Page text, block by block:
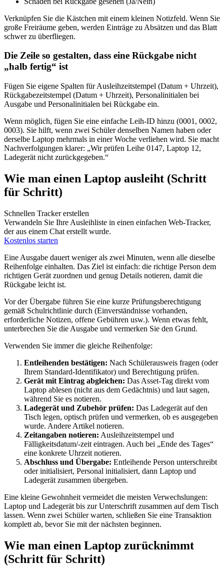
Verknüpfen Sie die Kästchen mit einem kleinen Notizfeld. Wenn Sie
große Freiräume geben, werden Einträge zu Absätzen und das Blatt
schwer zu überfliegen.
Die Zeile so gestalten, dass eine Rückgabe nicht
„halb fertig“ ist
Fügen Sie eigene Spalten für Ausleihzeitstempel (Datum + Uhrzeit),
Rückgabezeitstempel (Datum + Uhrzeit), Personalinitialen bei
Ausgabe und Personalinitialen bei Rückgabe ein.
Wenn möglich, fügen Sie eine einfache Leih-ID hinzu (0001, 0002,
0003). Sie hilft, wenn zwei Schüler denselben Namen haben oder
derselbe Laptop mehrmals in einer Woche verliehen wird. Sie macht
Nachverfolgungen klarer: „Wir prüfen Leihe 0147, Laptop 12,
Ladegerät nicht zurückgegeben.“
Wie man einen Laptop ausleiht (Schritt
für Schritt)
Schnellen Tracker erstellen
Verwandeln Sie Ihre Ausleihliste in einen einfachen Web-Tracker,
der aus einem Chat erstellt wurde.
Kostenlos starten
Eine Ausgabe dauert weniger als zwei Minuten, wenn alle dieselbe
Reihenfolge einhalten. Das Ziel ist einfach: die richtige Person dem
richtigen Gerät zuordnen und genug Details notieren, damit die
Rückgabe leicht ist.
Vor der Übergabe führen Sie eine kurze Prüfungsberechtigung
gemäß Schulrichtlinie durch (Einverständnisse vorhanden,
erforderliche Notizen, offene Gebühren usw.). Wenn etwas fehlt,
unterbrechen Sie die Ausgabe und vermerken Sie den Grund.
Verwenden Sie immer die gleiche Reihenfolge:
Entleihenden bestätigen: Nach Schülerausweis fragen (oder
Ihrem Standard-Identifikator) und Berechtigung prüfen.
Gerät mit Eintrag abgleichen: Das Asset-Tag direkt vom
Laptop ablesen (nicht aus dem Gedächtnis) und laut sagen,
während Sie es notieren.
Ladegerät und Zubehör prüfen: Das Ladegerät auf den
Tisch legen, optisch prüfen und vermerken, ob es ausgegeben
wurde. Andere Artikel notieren.
Zeitangaben notieren: Ausleihzeitstempel und
Fälligkeitsdatum/-zeit eintragen. Auch bei „Ende des Tages“
eine konkrete Uhrzeit notieren.
Abschluss und Übergabe: Entleihende Person unterschreibt
oder initialisiert, Personal initialisiert, dann Laptop und
Ladegerät zusammen übergeben.
Eine kleine Gewohnheit vermeidet die meisten Verwechslungen:
Laptop und Ladegerät bis zur Unterschrift zusammen auf dem Tisch
lassen. Wenn zwei Schüler warten, schließen Sie eine Transaktion
komplett ab, bevor Sie mit der nächsten beginnen.
Wie man einen Laptop zurücknimmt
(Schritt für Schritt)